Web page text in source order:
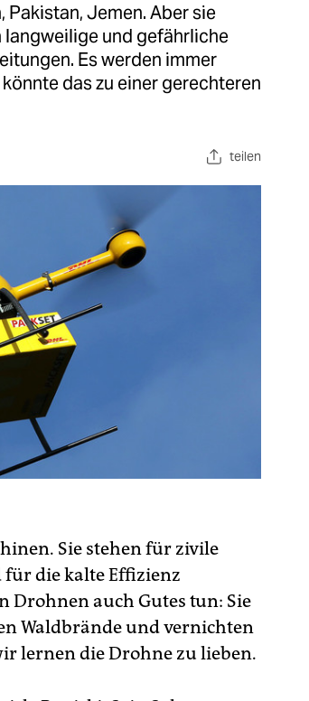
Jemen. Aber sie
langweilige und gefährliche
Es werden immer
das zu einer gerechteren
teilen
Sie stehen für zivile
die kalte Effizienz
auch Gutes tun: Sie
Waldbrände und vernichten
lernen die Drohne zu lieben.